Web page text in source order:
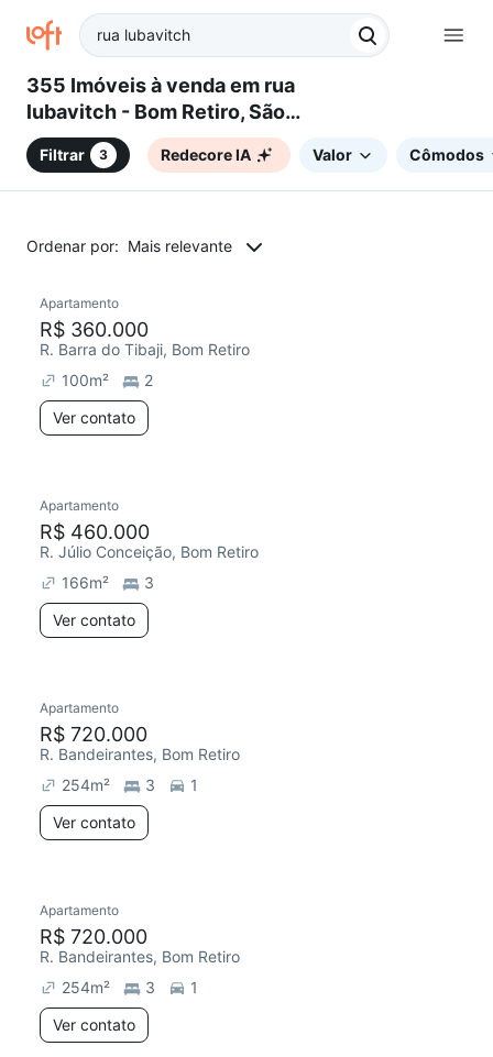
355 Imóveis à venda em rua
lubavitch - Bom Retiro, São
Paulo, SP
Filtrar 3 Redecore IA Valor Cômodos
Ordenar por: Mais relevante
Apartamento
R$ 360.000
R. Barra do Tibaji, Bom Retiro
100m²
2
Ver contato
Redecorar
Apartamento
R$ 460.000
R. Júlio Conceição, Bom Retiro
166m²
3
Ver contato
Redecorar
Apartamento
R$ 720.000
R. Bandeirantes, Bom Retiro
254m² 3
1
Ver contato
Redecorar
Apartamento
R$ 720.000
R. Bandeirantes, Bom Retiro
254m² 3
1
Ver contato